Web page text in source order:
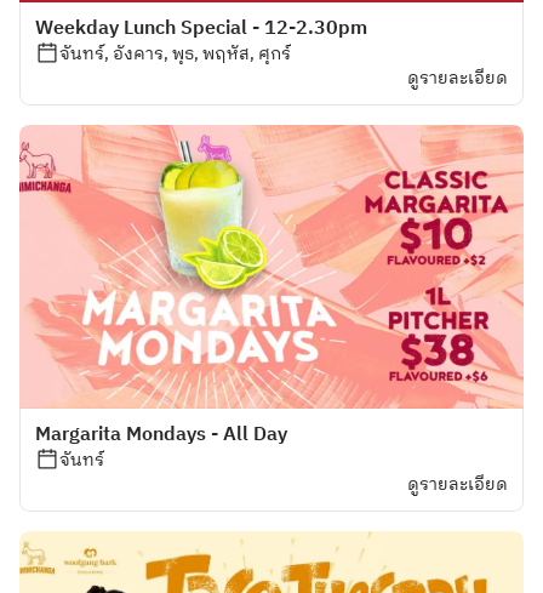
Weekday Lunch Special - 12-2.30pm
จันทร์, อังคาร, พุธ, พฤหัส, ศุกร์
ดูรายละเอียด
Margarita Mondays - All Day
จันทร์
ดูรายละเอียด